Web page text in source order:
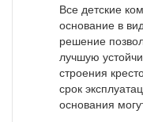
Все детские
основание в
решение
лучшую
строения
срок
основания